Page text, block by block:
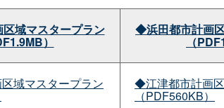
域マスタープラン
）
◆浜田都市計画
（
域マスタープラン ◆江津都市計画
（PDF560KB）